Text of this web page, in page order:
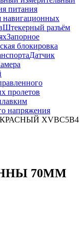
питания
навигационных
Штекерный разъём
Запорное
блокировка
Датчик
пролетов
напряжения
XVBC5B4
70ММ